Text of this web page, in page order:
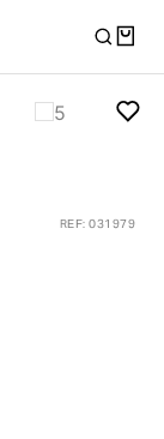
REF:031979